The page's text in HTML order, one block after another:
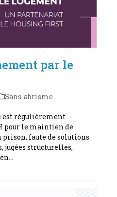
par le
Sans-abrisme
est régulièrement
pour le maintien de
faute de solutions
jugées structurelles,